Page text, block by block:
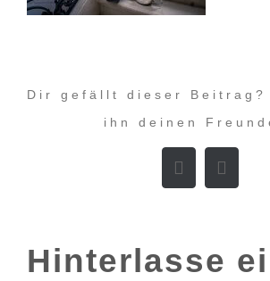
Dir gefällt dieser Beitrag?
ihn deinen
Facebook
E-
Mail
Hinterlasse